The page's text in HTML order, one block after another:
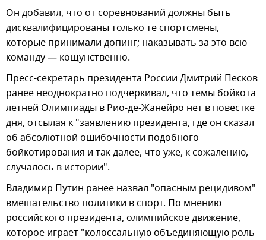
Он добавил, что от соревнований должны быть
дисквалифицированы только те спортсмены,
которые принимали допинг; наказывать за это всю
команду — кощунственно.
Пресс-секретарь президента России Дмитрий Песков
ранее неоднократно подчеркивал, что темы бойкота
летней Олимпиады в Рио-де-Жанейро нет в повестке
дня, отсылая к "заявлению президента, где он сказал
об абсолютной ошибочности подобного
бойкотирования и так далее, что уже, к сожалению,
случалось в истории".
Владимир Путин ранее назвал "опасным рецидивом"
вмешательство политики в спорт. По мнению
российского президента, олимпийское движение,
которое играет "колоссальную объединяющую роль